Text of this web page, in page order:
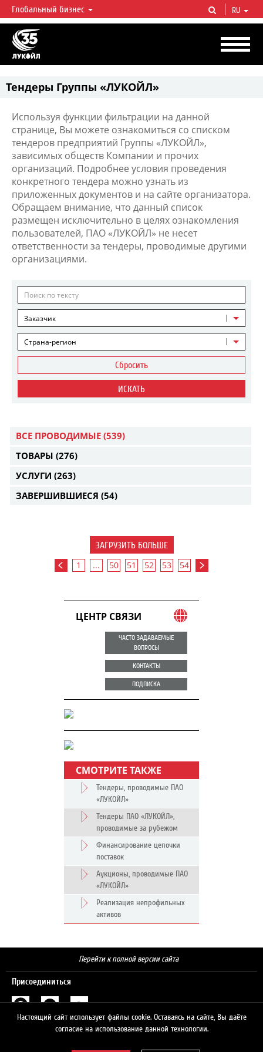
ЛУКОЙЛ СЕГОДНЯ
ЛУКОЙЛ — одна из крупнейших вертикально интегрированных
нефтегазовых компаний в мире, на долю которой приходится более 2%
мировой добычи нефти и около 1% доказанных запасов углеводородов.
Глобальный бизнес RU
Тендеры Группы «ЛУКОЙЛ»
Используя функции фильтрации на данной
странице, Вы можете ознакомиться со списком
тендеров предприятий Группы «ЛУКОЙЛ»,
зависимых обществ Компании и прочих
организаций. Подробнее условия проведения
конкретного тендера можно узнать из
приложенных документов и на сайте организатора.
Обращаем внимание, что данный список
размещен исключительно в целях ознакомления
пользователей, ПАО «ЛУКОЙЛ» не несет
ответственности за тендеры, проводимые другими
организациями.
Заказчик
Страна-регион
Сбросить
ИСКАТЬ
ВСЕ ПРОВОДИМЫЕ (539)
ТОВАРЫ (276)
УСЛУГИ (263)
ЗАВЕРШИВШИЕСЯ (54)
ЗАГРУЗИТЬ БОЛЬШЕ
1 ... 50 51 52 53 54
ЦЕНТР СВЯЗИ
ЧАСТО ЗАДАВАЕМЫЕ
ВОПРОСЫ
КОНТАКТЫ
ПОДПИСКА
СМОТРИТЕ ТАКЖЕ
Тендеры, проводимые ПАО
«ЛУКОЙЛ»
Тендеры ПАО «ЛУКОЙЛ»,
проводимые за рубежом
Финансирование цепочки
поставок
Аукционы, проводимые ПАО
«ЛУКОЙЛ»
Реализация непрофильных
активов
Перейти к полной версии сайта
Присоединиться
Настоящий сайт использует файлы cookie. Оставаясь на сайте, Вы даёте
согласие на использование данной технологии.